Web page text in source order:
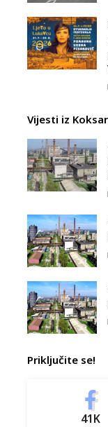
Vijesti iz
Priključite se!
41K